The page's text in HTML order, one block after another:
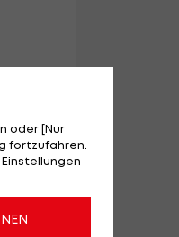
oder [Nur
fortzufahren.